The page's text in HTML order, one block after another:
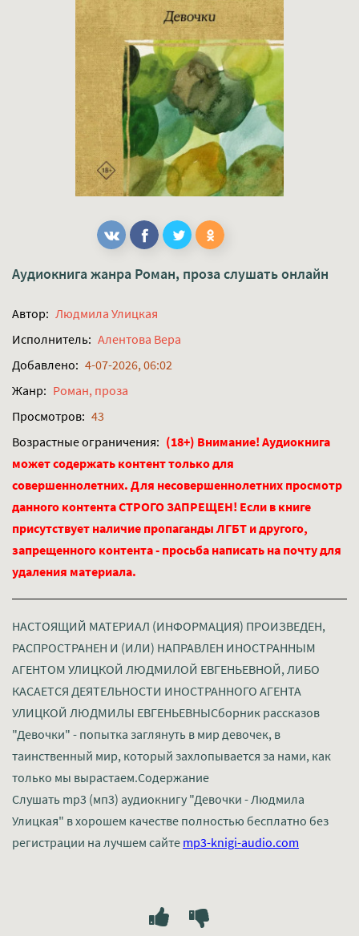
Аудиокнига жанра Роман, проза слушать онлайн
Автор: Людмила Улицкая
Исполнитель: Алентова Вера
Добавлено: 4-07-2026, 06:02
Жанр: Роман, проза
Просмотров: 43
Возрастные ограничения: (18+) Внимание! Аудиокнига
может содержать контент только для
совершеннолетних. Для несовершеннолетних просмотр
данного контента СТРОГО ЗАПРЕЩЕН! Если в книге
присутствует наличие пропаганды ЛГБТ и другого,
запрещенного контента - просьба написать на почту для
удаления материала.
НАСТОЯЩИЙ МАТЕРИАЛ (ИНФОРМАЦИЯ) ПРОИЗВЕДЕН,
РАСПРОСТРАНЕН И (ИЛИ) НАПРАВЛЕН ИНОСТРАННЫМ
АГЕНТОМ УЛИЦКОЙ ЛЮДМИЛОЙ ЕВГЕНЬЕВНОЙ, ЛИБО
КАСАЕТСЯ ДЕЯТЕЛЬНОСТИ ИНОСТРАННОГО АГЕНТА
УЛИЦКОЙ ЛЮДМИЛЫ ЕВГЕНЬЕВНЫСборник рассказов
"Девочки" - попытка заглянуть в мир девочек, в
таинственный мир, который захлопывается за нами, как
только мы вырастаем.Содержание
Слушать mp3 (мп3) аудиокнигу "Девочки - Людмила
Улицкая" в хорошем качестве полностью бесплатно без
регистрации на лучшем сайте mp3-knigi-audio.com